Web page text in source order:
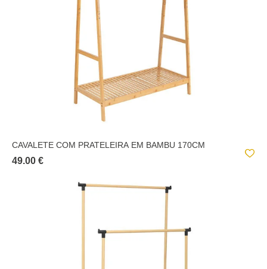
PLÁSTICOS E SIMILARES;
TECIDOS E SIMILARES;
VIDROS E SIMILARES;
CAVALETE COM PRATELEIRA EM BAMBU 170CM
49.00 €